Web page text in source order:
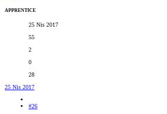
APPRENTICE
25 Nis 2017
55
2
0
28
25 Nis 2017
#26